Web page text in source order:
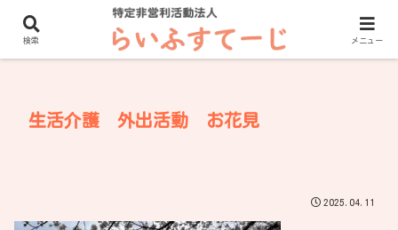
ホーム 新着情報
生活介護 外出活動 お花見
2025.04.11
メニュー
検索